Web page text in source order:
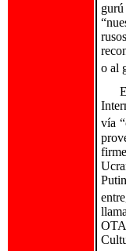
o al
vía